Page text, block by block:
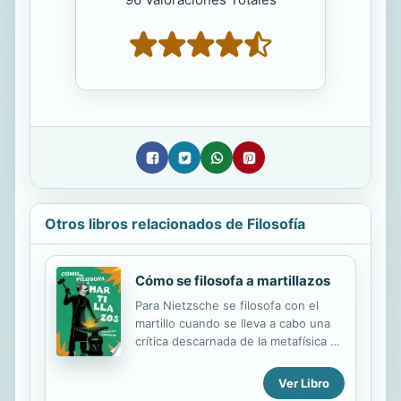
Otros libros relacionados de Filosofía
Cómo se filosofa a martillazos
Para Nietzsche se filosofa con el
martillo cuando se lleva a cabo una
crítica descarnada de la metafísica y
Sócrates y llegando a esgrimir el
martillo como masa desbrozadora y
Ver Libro